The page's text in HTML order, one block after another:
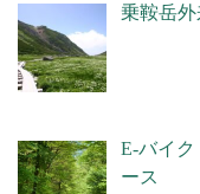
乗鞍岳
E-バイ
ース